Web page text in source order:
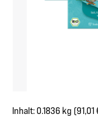
Inhalt:0.1836 kg